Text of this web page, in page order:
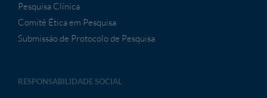
Pesquisa Clínica
Comitê Ética em Pesquisa
Submissão de Protocolo de Pesquisa
RESPONSABILIDADE SOCIAL